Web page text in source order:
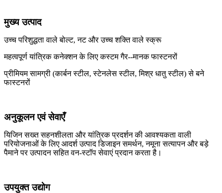
मुख्य उत्पाद
उच्च परिशुद्धता वाले बोल्ट, नट और उच्च शक्ति वाले स्क्रू
महत्वपूर्ण यांत्रिक कनेक्शन के लिए कस्टम गैर--मानक फास्टनरों
प्रीमियम सामग्री (कार्बन स्टील, स्टेनलेस स्टील, मिश्र धातु स्टील) से बने
फास्टनरों
अनुकूलन एवं सेवाएँ
यिजिन सख्त सहनशीलता और यांत्रिक प्रदर्शन की आवश्यकता वाली
परियोजनाओं के लिए आदर्श उत्पाद डिजाइन समर्थन, नमूना सत्यापन और बड़े
पैमाने पर उत्पादन सहित वन-स्टॉप सेवाएं प्रदान करता है।
उपयुक्त उद्योग